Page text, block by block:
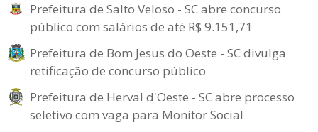
Prefeitura de Salto Veloso - SC abre concurso
público com salários de até R$ 9.151,71
Prefeitura de Bom Jesus do Oeste - SC divulga
retificação de concurso público
Prefeitura de Herval d'Oeste - SC abre processo
seletivo com vaga para Monitor Social